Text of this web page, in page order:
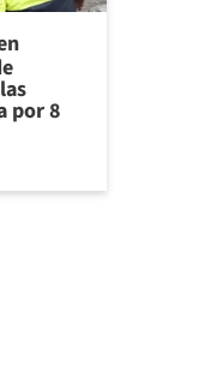
por 8